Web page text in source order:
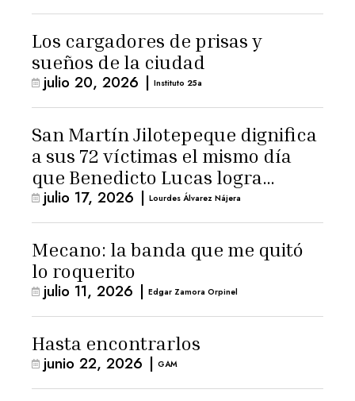
Los cargadores de prisas y
sueños de la ciudad
julio 20, 2026 | Instituto 25a
San Martín Jilotepeque dignifica
a sus 72 víctimas el mismo día
que Benedicto Lucas logra
arresto domiciliario
julio 17, 2026 | Lourdes Álvarez Nájera
Mecano: la banda que me quitó
lo roquerito
julio 11, 2026 | Edgar Zamora Orpinel
Hasta encontrarlos
junio 22, 2026 | GAM